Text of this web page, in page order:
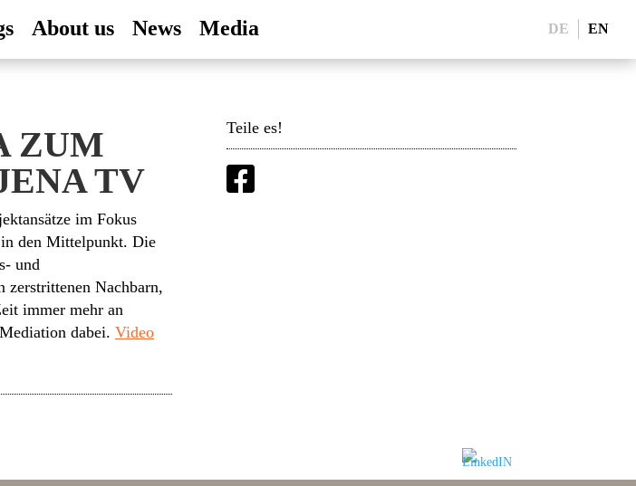
About us News Media DE EN
ZUM
TV
im Fokus
den Mittelpunkt. Die
und
zerstrittenen Nachbarn,
immer mehr an
dabei. Video
Teile es!